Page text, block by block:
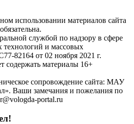
использовании материалов сайта
службой по надзору в сфере
и массовых
82164 от 02 ноября 2021 г.
содержать материалы 16+
сопровождение сайта: МАУ
Ваши замечания и пожелания по
portal.ru